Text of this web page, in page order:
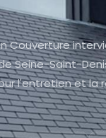
Couverture
Seine-Saint-
l'entretien et la